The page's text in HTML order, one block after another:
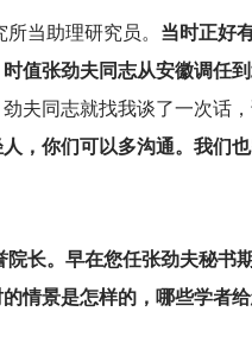
当助理研究员。 当时正好
值张劲夫同志从安徽调任
夫同志就找我谈了一次话
，你们可以多沟通。我们也
长。早在您任张劲夫秘书
情景是怎样的，哪些学者